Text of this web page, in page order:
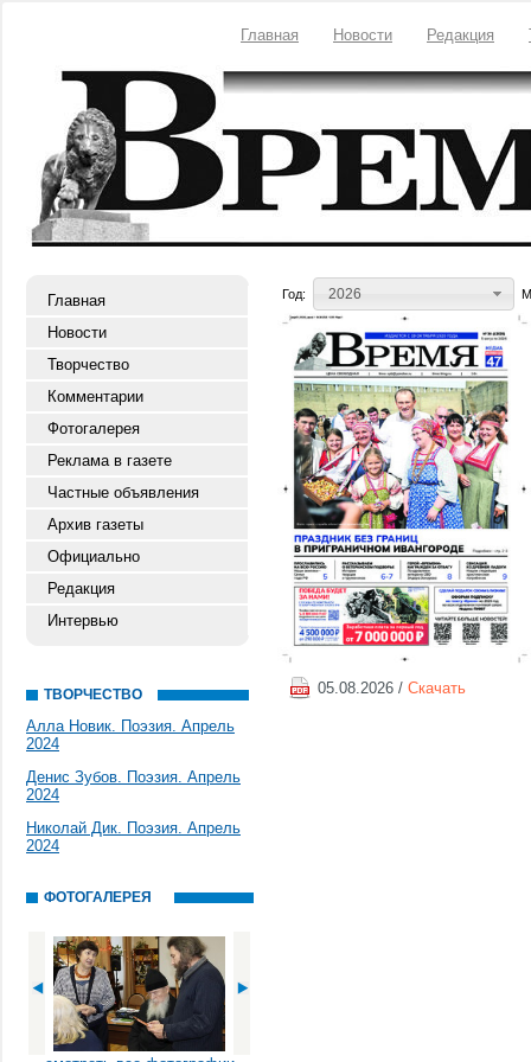
Главная Новости Редакция
Главная
Новости
Творчество
Комментарии
Фотогалерея
Реклама в газете
Частные объявления
Архив газеты
Официально
Редакция
Интервью
ТВОРЧЕСТВО
Алла Новик. Поэзия. Апрель
2024
Денис Зубов. Поэзия. Апрель
2024
Николай Дик. Поэзия. Апрель
2024
ФОТОГАЛЕРЕЯ
Год: 2026
05.08.2026 / Скачать